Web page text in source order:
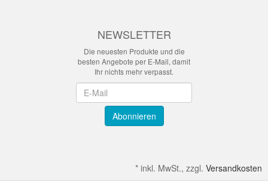
NEWSLETTER
Die neuesten Produkte und die
besten Angebote per E-Mail, damit
Ihr nichts mehr verpasst.
Abonnieren
* inkl. MwSt., zzgl. Versandkosten